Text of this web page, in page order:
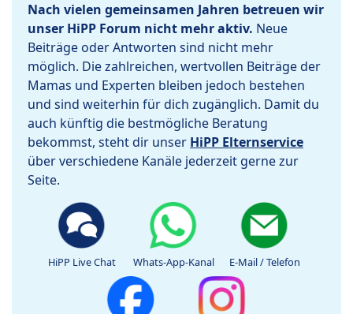
Nach vielen gemeinsamen Jahren betreuen wir
unser HiPP Forum nicht mehr aktiv. Neue
Beiträge oder Antworten sind nicht mehr
möglich. Die zahlreichen, wertvollen Beiträge der
Mamas und Experten bleiben jedoch bestehen
und sind weiterhin für dich zugänglich. Damit du
auch künftig die bestmögliche Beratung
bekommst, steht dir unser HiPP Elternservice
über verschiedene Kanäle jederzeit gerne zur
Seite.
HiPP Live Chat Whats-App-Kanal E-Mail / Telefon